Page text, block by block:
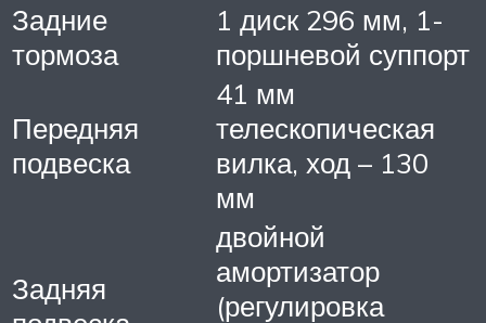
Задние
тормоза
1 диск 296 мм, 1-
поршневой суппорт
Передняя
подвеска
41 мм
телескопическая
вилка, ход – 130
мм
Задняя
двойной
амортизатор
(регулировка